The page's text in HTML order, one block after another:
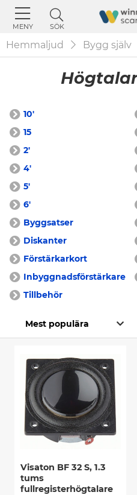
MENY SÖK
Hemmaljud Bygg själv
10'
15
2'
4'
5'
6'
Byggsatser
Diskanter
Förstärkarkort
Inbyggnadsförstärkare
Tillbehör
Visaton BF 32 S, 1.3
tums
fullregisterhögtalare